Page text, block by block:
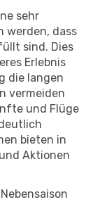
sehr
werden, dass
sind. Dies
Erlebnis
die langen
vermeiden
und Flüge
bieten in
Aktionen